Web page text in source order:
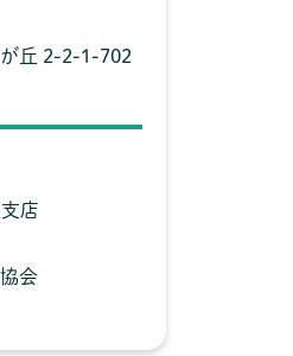
丘 2-2-1-702
店
会